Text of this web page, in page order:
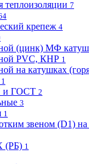
теплоизоляции 7
крепеж 4
(цинк) МФ
PVC, КНР 1
на катушках
1
и ГОСТ 2
3
1
звеном (D1)
(РБ) 1